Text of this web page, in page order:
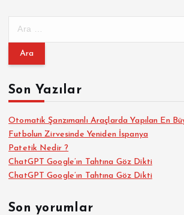
m
:Son Yazılar
Otomatik Şanzımanlı Araçlarda Yapılan En
Futbolun Zirvesinde Yeniden İspanya
Patetik Nedir ?
ChatGPT Google’ın Tahtına Göz Dikti
ChatGPT Google’ın Tahtına Göz Dikti
Son yorumlar